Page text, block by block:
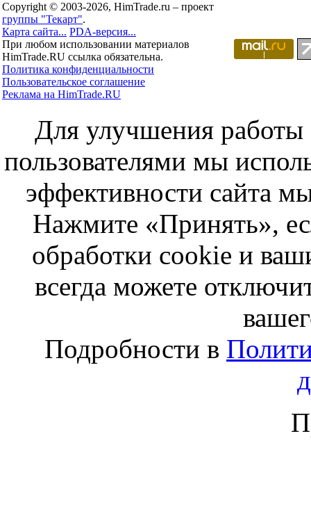
Copyright © 2003-2026, HimTrade.ru – проект
группы "Текарт".
Карта сайта... PDA-версия...
При любом использовании материалов
HimTrade.RU ссылка обязательна.
Политика конфиденциальности
Пользовательское соглашение
Реклама на HimTrade.RU
Для улучшения работы
пользователями мы
эффективности сайта
Нажмите «Принять»,
обработки cookie и
всегда можете
Подробности в